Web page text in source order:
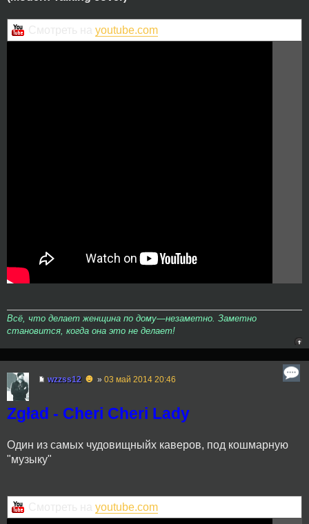
youtube.com
Всё, что делает женщина по дому—незаметно. Заметно
становится, когда она это не делает!
wzzss12 ☻ » 03 май 2014 20:46
Zgład - Cheri Cheri Lady
Один из самых чудовищныйх каверов, под кошмарную
"музыку"
youtube.com